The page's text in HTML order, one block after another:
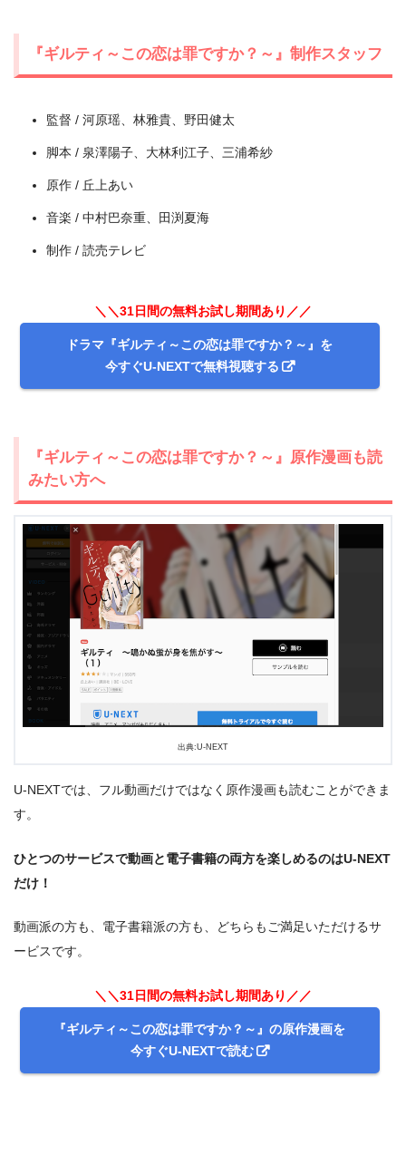
＼＼31日間無料!!お試し解約もOK／／
今すぐ無料でU-NEXTで見る
『ギルティ～この恋は罪ですか？～』制作スタッフ
監督 / 河原瑶、林雅貴、野田健太
脚本 / 泉澤陽子、大林利江子、三浦希紗
原作 / 丘上あい
音楽 / 中村巴奈重、田渕夏海
制作 / 読売テレビ
＼＼31日間の無料お試し期間あり／／
ドラマ『ギルティ～この恋は罪ですか？～』を
今すぐU-NEXTで無料視聴する
『ギルティ～この恋は罪ですか？～』原作漫画も読
みたい方へ
出典:U-NEXT
U-NEXTでは、フル動画だけではなく原作漫画も読むことができま
す。
ひとつのサービスで動画と電子書籍の両方を楽しめるのはU-NEXT
だけ！
動画派の方も、電子書籍派の方も、どちらもご満足いただけるサ
ービスです。
＼＼31日間の無料お試し期間あり／／
『ギルティ～この恋は罪ですか？～』の原作漫画を
今すぐU-NEXTで読む